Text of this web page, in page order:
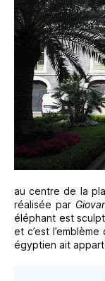
au centre de la
réalisée par
éléphant est
et c’est
égyptien ait